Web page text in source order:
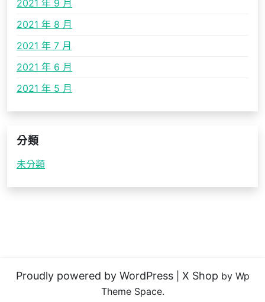
2021 年 9 月
2021 年 8 月
2021 年 7 月
2021 年 6 月
2021 年 5 月
分類
未分類
Proudly powered by WordPress X Shop by Wp
Theme Space.